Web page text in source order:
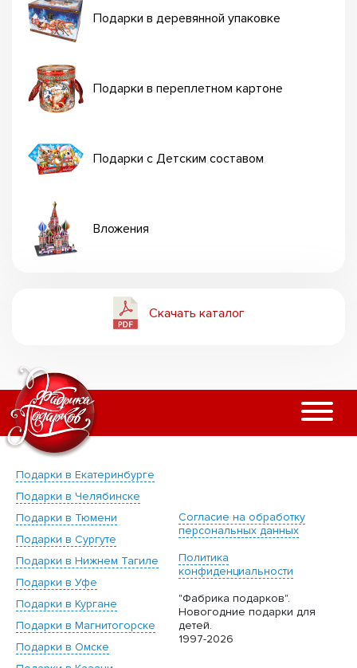
Подарки в деревянной упаковке
Подарки в переплетном картоне
Подарки с Детским составом
Вложения
Скачать каталог
Подарки в Екатеринбурге
Подарки в Челябинске
Подарки в Тюмени
Подарки в Сургуте
Подарки в Нижнем Тагиле
Подарки в Уфе
Подарки в Кургане
Подарки в Магнитогорске
Подарки в Омске
Согласие на обработку
персональных данных
Политика
конфиденциальности
"Фабрика подарков".
Новогодние подарки для
детей.
1997-2026